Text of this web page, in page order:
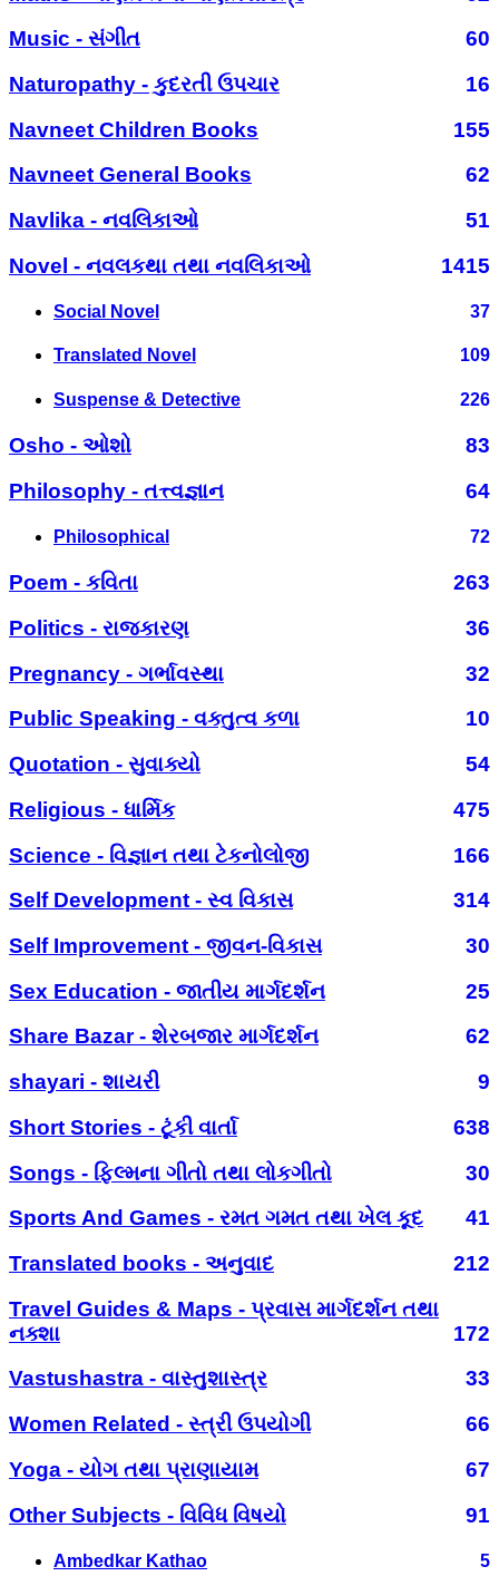
Music - સંગીત
60
Naturopathy - કુદરતી ઉપચાર
16
Navneet Children Books
155
Navneet General Books
62
Navlika - નવલિકાઓ
51
Novel - નવલકથા તથા નવલિકાઓ
1415
Social Novel 37
Translated Novel 109
Suspense & Detective 226
Osho - ઓશો
83
Philosophy - તત્ત્વજ્ઞાન
64
Philosophical 72
Poem - કવિતા
263
Politics - રાજકારણ
36
Pregnancy - ગર્ભાવસ્થા
32
Public Speaking - વક્તુત્વ કળા
10
Quotation - સુવાક્યો
54
Religious - ધાર્મિક
475
Science - વિજ્ઞાન તથા ટેકનોલોજી
166
Self Development - સ્વ વિકાસ
314
Self Improvement - જીવન-વિકાસ
30
Sex Education - જાતીય માર્ગદર્શન
25
Share Bazar - શેરબજાર માર્ગદર્શન
62
shayari - શાયરી
9
Short Stories - ટૂંકી વાર્તા
638
Songs - ફિલ્મના ગીતો તથા લોકગીતો
30
Sports And Games - રમત ગમત તથા ખેલ કૂદ
41
Translated books - અનુવાદ
212
Travel Guides & Maps - પ્રવાસ માર્ગદર્શન તથા
નક્શા
172
Vastushastra - વાસ્તુશાસ્ત્ર
33
Women Related - સ્ત્રી ઉપયોગી
66
Yoga - યોગ તથા પ્રાણાયામ
67
Other Subjects - વિવિધ વિષયો
91
Ambedkar Kathao 5